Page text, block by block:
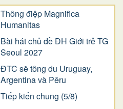
Thông điệp Magnifica
Humanitas
Bài hát chủ đề ĐH Giới trẻ TG
Seoul 2027
ĐTC sẽ tông du Uruguay,
Argentina và Pêru
Tiếp kiến chung (5/8)